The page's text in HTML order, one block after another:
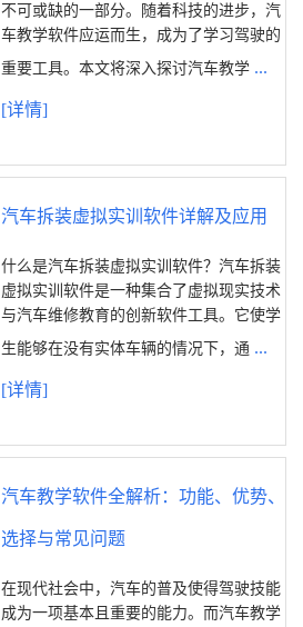
不可或缺的一部分。随着科技的进步，汽
车教学软件应运而生，成为了学习驾驶的
重要工具。本文将深入探讨汽车教学 ...
[详情]
汽车拆装虚拟实训软件详解及应用
什么是汽车拆装虚拟实训软件？汽车拆装
虚拟实训软件是一种集合了虚拟现实技术
与汽车维修教育的创新软件工具。它使学
生能够在没有实体车辆的情况下，通 ...
[详情]
汽车教学软件全解析：功能、优势、
选择与常见问题
在现代社会中，汽车的普及使得驾驶技能
成为一项基本且重要的能力。而汽车教学